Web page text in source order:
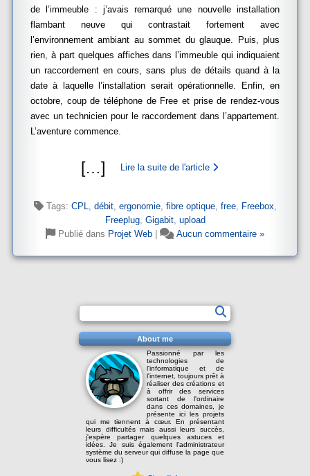
de l’immeuble : j’avais remarqué une nouvelle installation
flambant neuve qui contrastait fortement avec
l’environnement ambiant au sommet du glauque. Puis, plus
rien, à part quelques affiches dans l’immeuble qui indiquaient
un raccordement en cours, sans plus de détails quand à la
date à laquelle l’installation serait opérationnelle. Enfin, en
octobre, coup de téléphone de Free et prise de rendez-vous
avec un technicien pour le raccordement dans l’appartement.
L’aventure commence.
[…] Lire la suite de l'article
Tags: CPL, débit, ergonomie, fibre optique, free, Freebox,
Freeplug, Gigabit, upload
Publié dans Projet Web Aucun commentaire »
About me
Passionné par les
technologies de
l'informatique et de
l'internet, toujours prêt à
réaliser des créations et
à offrir des services
sortant de l'ordinaire
dans ces domaines, je
présente ici les projets
qui me tiennent à cœur. En présentant
leurs difficultés mais aussi leurs succès,
j'espère partager quelques astuces et
idées. Je suis également l'administrateur
système du serveur qui diffuse la page que
vous lisez :)